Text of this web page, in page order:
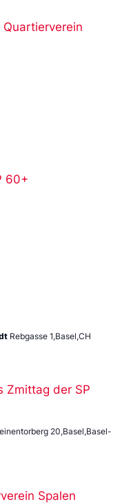
60+
Rebgasse 1,Basel,CH
Zmittag der SP
20,Basel,Basel-
Spalen